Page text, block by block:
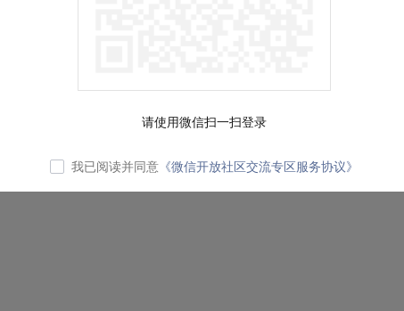
请使用微信扫一扫登录
我已阅读并同意 《微信开放社区交流专区服务协议》